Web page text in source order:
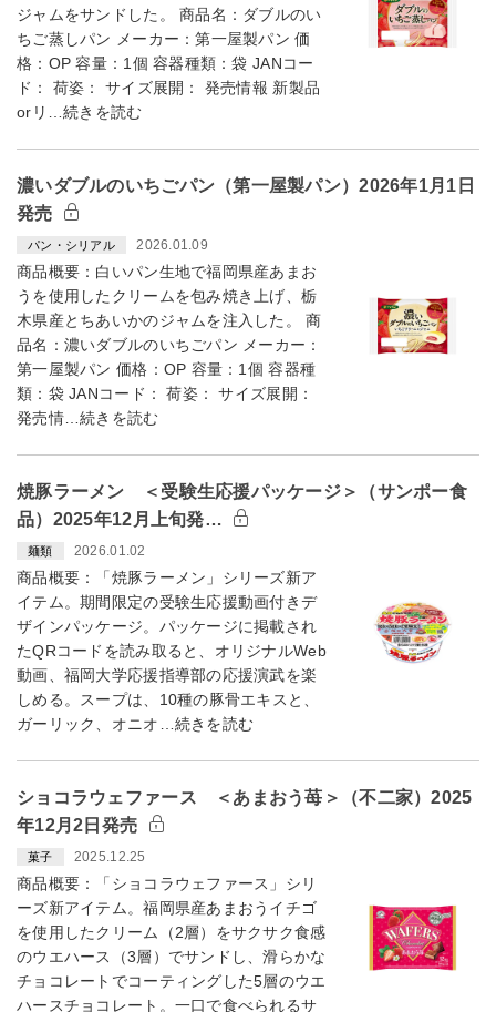
ジャムをサンドした。 商品名：ダブルのい
ちご蒸しパン メーカー：第一屋製パン 価
格：OP 容量：1個 容器種類：袋 JANコー
ド： 荷姿： サイズ展開： 発売情報 新製品
orリ…続きを読む
濃いダブルのいちごパン（第一屋製パン）2026年1月1日
発売
パン・シリアル 2026.01.09
商品概要：白いパン生地で福岡県産あまお
うを使用したクリームを包み焼き上げ、栃
木県産とちあいかのジャムを注入した。 商
品名：濃いダブルのいちごパン メーカー：
第一屋製パン 価格：OP 容量：1個 容器種
類：袋 JANコード： 荷姿： サイズ展開：
発売情…続きを読む
焼豚ラーメン ＜受験生応援パッケージ＞（サンポー食
品）2025年12月上旬発…
麺類 2026.01.02
商品概要：「焼豚ラーメン」シリーズ新ア
イテム。期間限定の受験生応援動画付きデ
ザインパッケージ。パッケージに掲載され
たQRコードを読み取ると、オリジナルWeb
動画、福岡大学応援指導部の応援演武を楽
しめる。スープは、10種の豚骨エキスと、
ガーリック、オニオ…続きを読む
ショコラウェファース ＜あまおう苺＞（不二家）2025
年12月2日発売
菓子 2025.12.25
商品概要：「ショコラウェファース」シリ
ーズ新アイテム。福岡県産あまおうイチゴ
を使用したクリーム（2層）をサクサク食感
のウエハース（3層）でサンドし、滑らかな
チョコレートでコーティングした5層のウエ
ハースチョコレート。一口で食べられるサ